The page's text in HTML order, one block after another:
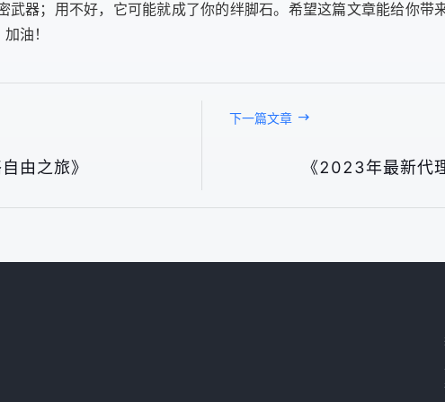
器；用不好，它可能就成了你的绊脚石。希望这篇文章能给你
油！
由之旅》
下一篇文章
《2023年最新代